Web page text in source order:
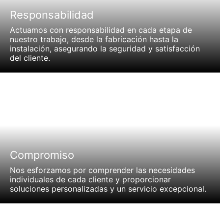
Responsabilidad
Actuamos con responsabilidad en cada etapa de
nuestro trabajo, desde la fabricación hasta la
instalación, asegurando la seguridad y satisfacción
del cliente.
Compromiso
Nos esforzamos por comprender las necesidades
individuales de cada cliente y proporcionar
soluciones personalizadas y un servicio excepcional.